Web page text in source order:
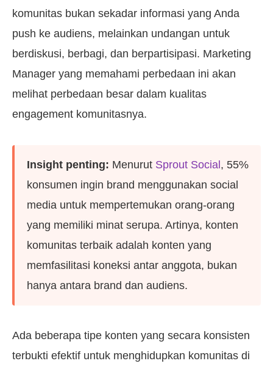
komunitas bukan sekadar informasi yang Anda
push ke audiens, melainkan undangan untuk
berdiskusi, berbagi, dan berpartisipasi. Marketing
Manager yang memahami perbedaan ini akan
melihat perbedaan besar dalam kualitas
engagement komunitasnya.
Insight penting: Menurut Sprout Social, 55%
konsumen ingin brand menggunakan social
media untuk mempertemukan orang-orang
yang memiliki minat serupa. Artinya, konten
komunitas terbaik adalah konten yang
memfasilitasi koneksi antar anggota, bukan
hanya antara brand dan audiens.
Ada beberapa tipe konten yang secara konsisten
terbukti efektif untuk menghidupkan komunitas di